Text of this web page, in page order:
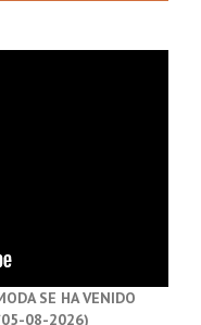
SE HA VENIDO
(05-08-2026)